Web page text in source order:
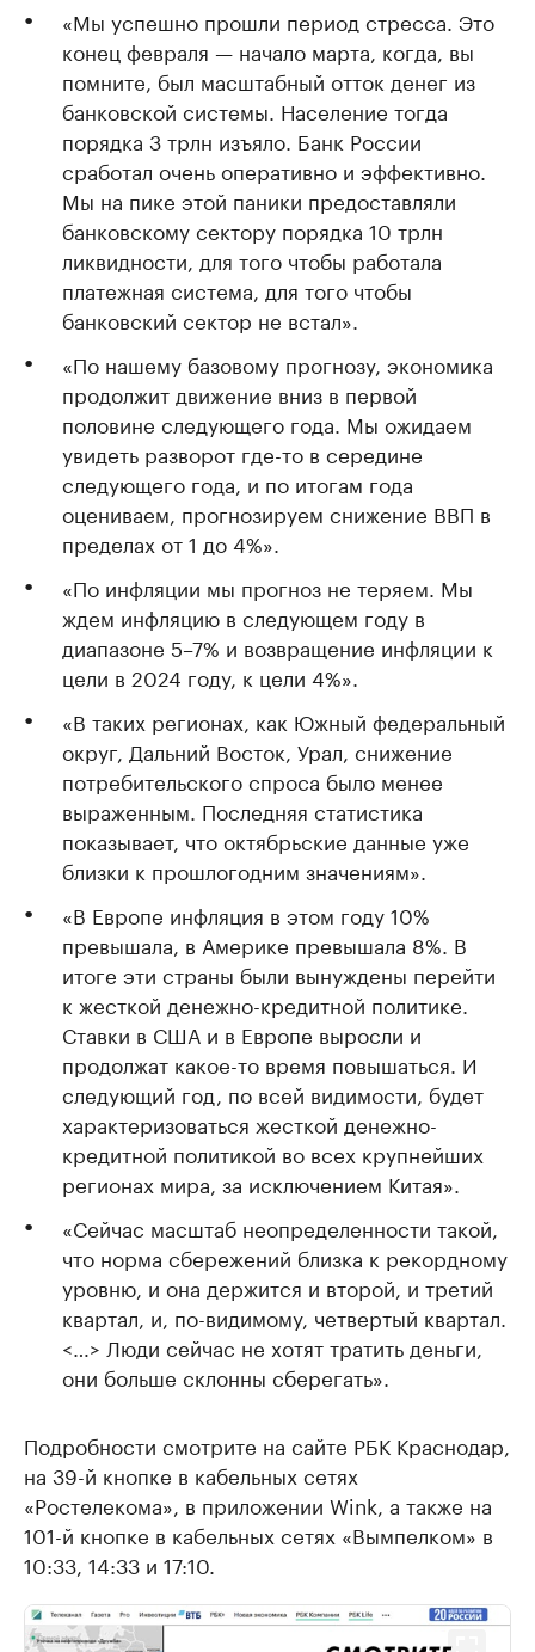
«Мы успешно прошли период стресса. Это
конец февраля — начало марта, когда, вы
помните, был масштабный отток денег из
банковской системы. Население тогда
порядка 3 трлн изъяло. Банк России
сработал очень оперативно и эффективно.
Мы на пике этой паники предоставляли
банковскому сектору порядка 10 трлн
ликвидности, для того чтобы работала
платежная система, для того чтобы
банковский сектор не встал».
«По нашему базовому прогнозу, экономика
продолжит движение вниз в первой
половине следующего года. Мы ожидаем
увидеть разворот где-то в середине
следующего года, и по итогам года
оцениваем, прогнозируем снижение ВВП в
пределах от 1 до 4%».
«По инфляции мы прогноз не теряем. Мы
ждем инфляцию в следующем году в
диапазоне 5–7% и возвращение инфляции к
цели в 2024 году, к цели 4%».
«В таких регионах, как Южный федеральный
округ, Дальний Восток, Урал, снижение
потребительского спроса было менее
выраженным. Последняя статистика
показывает, что октябрьские данные уже
близки к прошлогодним значениям».
«В Европе инфляция в этом году 10%
превышала, в Америке превышала 8%. В
итоге эти страны были вынуждены перейти
к жесткой денежно-кредитной политике.
Ставки в США и в Европе выросли и
продолжат какое-то время повышаться. И
следующий год, по всей видимости, будет
характеризоваться жесткой денежно-
кредитной политикой во всех крупнейших
регионах мира, за исключением Китая».
«Сейчас масштаб неопределенности такой,
что норма сбережений близка к рекордному
уровню, и она держится и второй, и третий
квартал, и, по-видимому, четвертый квартал.
<…> Люди сейчас не хотят тратить деньги,
они больше склонны сберегать».
Подробности смотрите на сайте РБК Краснодар,
на 39-й кнопке в кабельных сетях
«Ростелекома», в приложении Wink, а также на
101-й кнопке в кабельных сетях «Вымпелком» в
10:33, 14:33 и 17:10.